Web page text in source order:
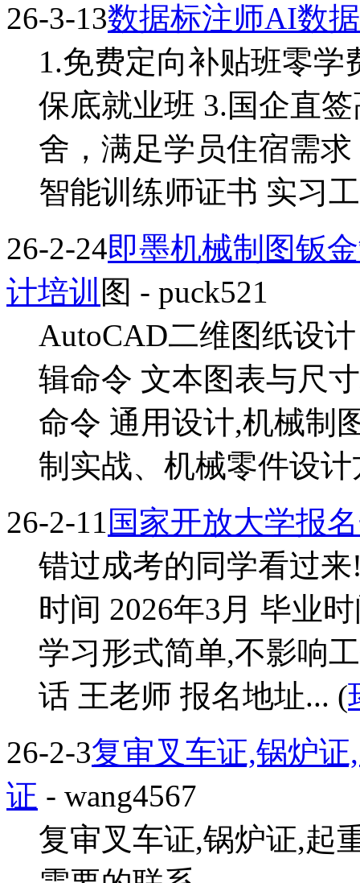
26-3-13数据标注师AI数
1.免费定向补贴班零学
保底就业班 3.国企直
舍，满足学员住宿需
智能训练师证书 实习
26-2-24即墨机械制图钣
计培训 图 - puck521
AutoCAD二维图纸设
辑命令 文本图表与尺
命令 通用设计,机械制
制实战、机械零件设计
26-2-11 国家开放大学报
错过成考的同学看过
时间 2026年3月 毕业
学习形式简单,不影响
话 王老师 报名地址... (
26-2-3复审叉车证,锅炉
证 - wang4567
复审叉车证,锅炉证,起